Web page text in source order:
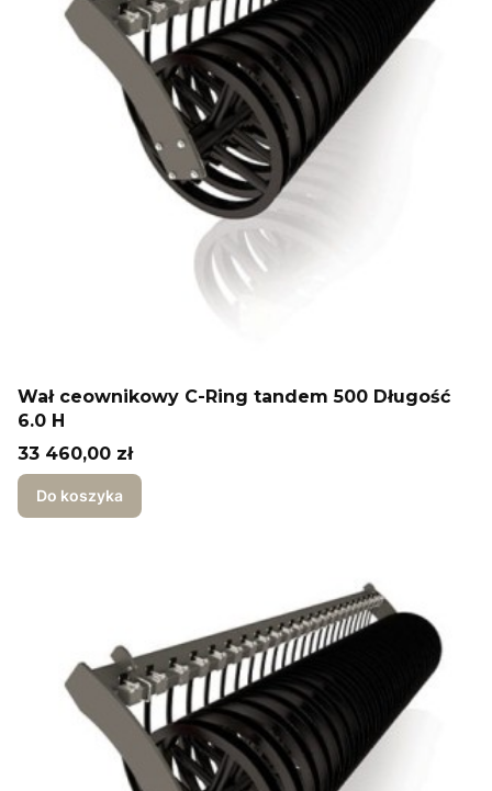
Wał ceownikowy C-Ring tandem 500 Długość
6.0 H
Cena
33 460,00 zł
Do koszyka